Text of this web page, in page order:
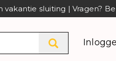
vakantie sluiting | Vragen?